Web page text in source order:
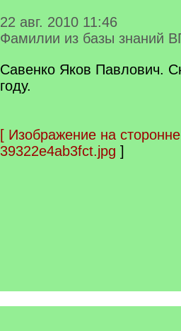
22 авг. 2010 11:46
Фамилии из базы знаний
Савенко Яков Павлович.
году.
[ Изображение на
39322e4ab3fct.jpg ]